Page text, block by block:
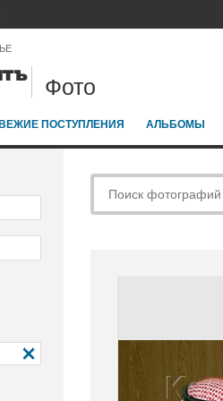
Фото
ПОСТУПЛЕНИЯ АЛЬБОМЫ